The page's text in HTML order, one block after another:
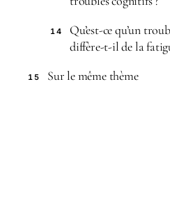
14
Qu’est-ce qu’un
diffère-t-il de la
15 Sur le même thème